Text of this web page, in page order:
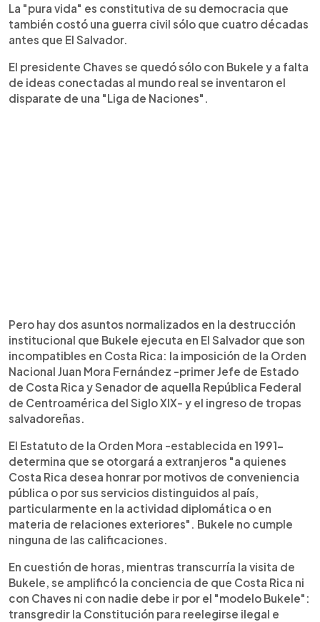
La "pura vida" es constitutiva de su democracia que
también costó una guerra civil sólo que cuatro décadas
antes que El Salvador.
El presidente Chaves se quedó sólo con Bukele y a falta
de ideas conectadas al mundo real se inventaron el
disparate de una "Liga de Naciones".
Pero hay dos asuntos normalizados en la destrucción
institucional que Bukele ejecuta en El Salvador que son
incompatibles en Costa Rica: la imposición de la Orden
Nacional Juan Mora Fernández -primer Jefe de Estado
de Costa Rica y Senador de aquella República Federal
de Centroamérica del Siglo XIX- y el ingreso de tropas
salvadoreñas.
El Estatuto de la Orden Mora -establecida en 1991-
determina que se otorgará a extranjeros "a quienes
Costa Rica desea honrar por motivos de conveniencia
pública o por sus servicios distinguidos al país,
particularmente en la actividad diplomática o en
materia de relaciones exteriores". Bukele no cumple
ninguna de las calificaciones.
En cuestión de horas, mientras transcurría la visita de
Bukele, se amplificó la conciencia de que Costa Rica ni
con Chaves ni con nadie debe ir por el "modelo Bukele":
transgredir la Constitución para reelegirse ilegal e